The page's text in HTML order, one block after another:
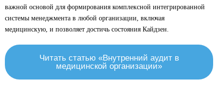
важной основой для формирования комплексной интегрированной
системы менеджмента в любой организации, включая
медицинскую, и позволяет достичь состояния Кайдзен.
Читать статью «Внутренний аудит в
медицинской организации»